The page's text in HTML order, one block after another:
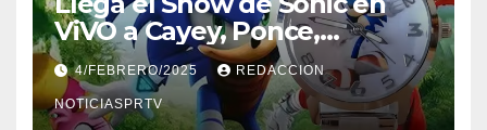
ViVO a Cayey, Ponce,
Barceloneta y Humacao,
Relojes gratis para el que
compre ahora….
4/FEBRERO/2025 REDACCION
NOTICIASPRTV